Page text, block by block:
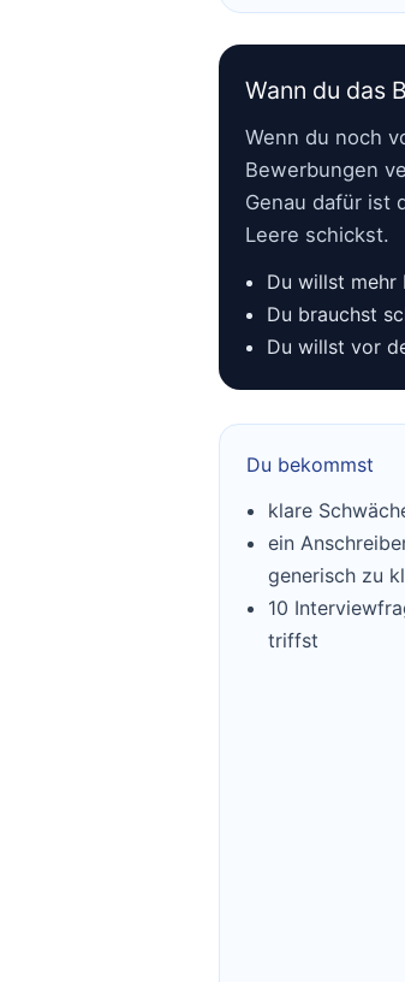
Wann du das
Wenn du noch
Bewerbungen
Genau dafür ist
Leere schickst.
Du willst mehr
Du brauchst
Du willst vor
Du bekommst
klare
ein
generisch zu
10
triffst